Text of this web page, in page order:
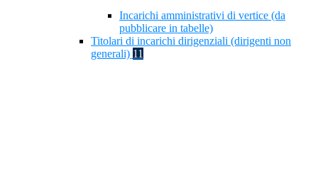
Incarichi amministrativi di vertice (da
pubblicare in tabelle)
Titolari di incarichi dirigenziali (dirigenti non
generali) 11